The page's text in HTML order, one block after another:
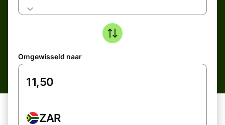
Omgewisseld naar
ZAR